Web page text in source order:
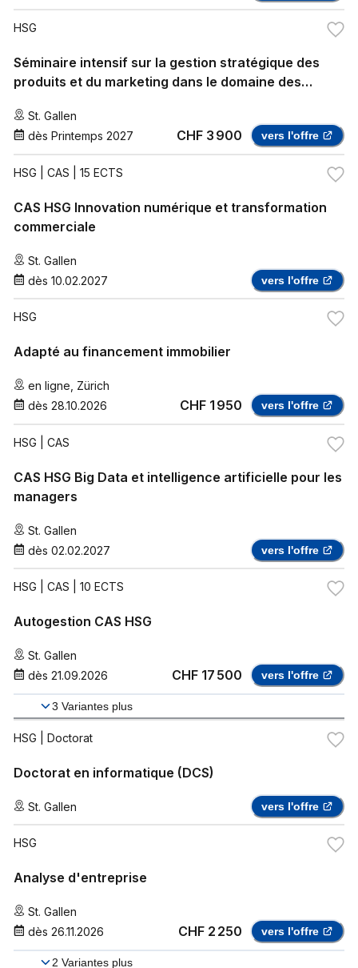
HSG
Séminaire intensif sur la gestion stratégique des
produits et du marketing dans le domaine des
St. Gallen
dès Printemps 2027 CHF 3 900 vers l'offre
HSG | CAS | 15 ECTS
CAS HSG Innovation numérique et transformation
commerciale
St. Gallen
dès 10.02.2027 vers l'offre
HSG
Adapté au financement immobilier
en ligne Zürich
dès 28.10.2026 CHF 1 950 vers l'offre
HSG | CAS
CAS HSG Big Data et intelligence artificielle pour les
managers
St. Gallen
dès 02.02.2027 vers l'offre
HSG | CAS | 10 ECTS
Autogestion CAS HSG
St. Gallen
dès 21.09.2026 CHF 17 500 vers l'offre
3 Variantes plus
HSG | Doctorat
Doctorat en informatique (DCS)
St. Gallen vers l'offre
HSG
Analyse d'entreprise
St. Gallen
dès 26.11.2026 CHF 2 250 vers l'offre
2 Variantes plus